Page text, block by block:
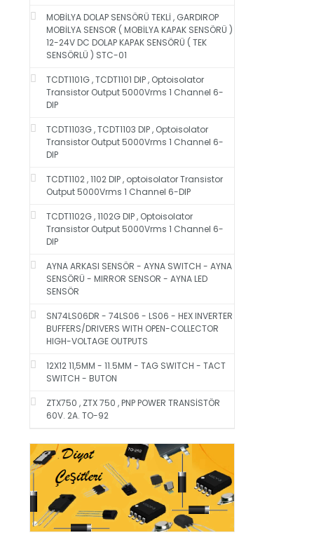
MOBİLYA DOLAP SENSÖRÜ TEKLİ , GARDIROP
MOBİLYA SENSOR ( MOBİLYA KAPAK SENSÖRÜ )
12-24V DC DOLAP KAPAK SENSÖRÜ ( TEK
SENSÖRLÜ ) STC-01
TCDT1101G , TCDT1101 DIP , Optoisolator
Transistor Output 5000Vrms 1 Channel 6-
DIP
TCDT1103G , TCDT1103 DIP , Optoisolator
Transistor Output 5000Vrms 1 Channel 6-
DIP
TCDT1102 , 1102 DIP , optoisolator Transistor
Output 5000Vrms 1 Channel 6-DIP
TCDT1102G , 1102G DIP , Optoisolator
Transistor Output 5000Vrms 1 Channel 6-
DIP
AYNA ARKASI SENSÖR - AYNA SWITCH - AYNA
SENSÖRÜ - MIRROR SENSOR - AYNA LED
SENSÖR
SN74LS06DR - 74LS06 - LS06 - HEX INVERTER
BUFFERS/DRIVERS WITH OPEN-COLLECTOR
HIGH-VOLTAGE OUTPUTS
12X12 11,5MM - 11.5MM - TAG SWITCH - TACT
SWITCH - BUTON
ZTX750 , ZTX 750 , PNP POWER TRANSİSTÖR
60V. 2A. TO-92